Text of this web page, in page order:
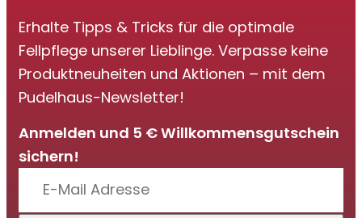
Erhalte Tipps & Tricks für die optimale
Fellpflege unserer Lieblinge. Verpasse keine
Produktneuheiten und Aktionen – mit dem
Pudelhaus-Newsletter!
Anmelden und 5 € Willkommensgutschein
sichern!